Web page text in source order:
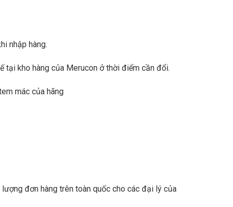
nhập hàng.
tại kho hàng của Merucon ở thời điểm cần đổi.
mác của hãng
đơn hàng trên toàn quốc cho các đại lý của